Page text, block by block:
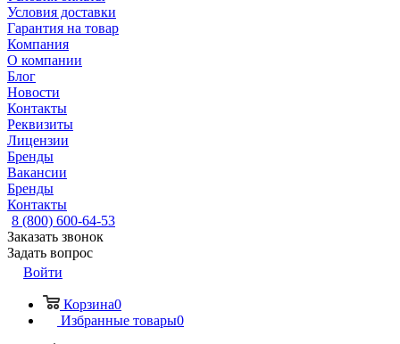
Условия доставки
Гарантия на товар
Компания
О компании
Блог
Новости
Контакты
Реквизиты
Лицензии
Бренды
Вакансии
Бренды
Контакты
8 (800) 600-64-53
Заказать звонок
Задать вопрос
Войти
Корзина0
Избранные товары0